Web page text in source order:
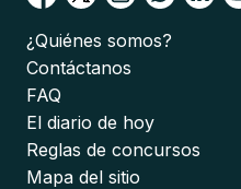
¿Quiénes somos?
Contáctanos
FAQ
El diario de hoy
Reglas de concursos
Mapa del sitio